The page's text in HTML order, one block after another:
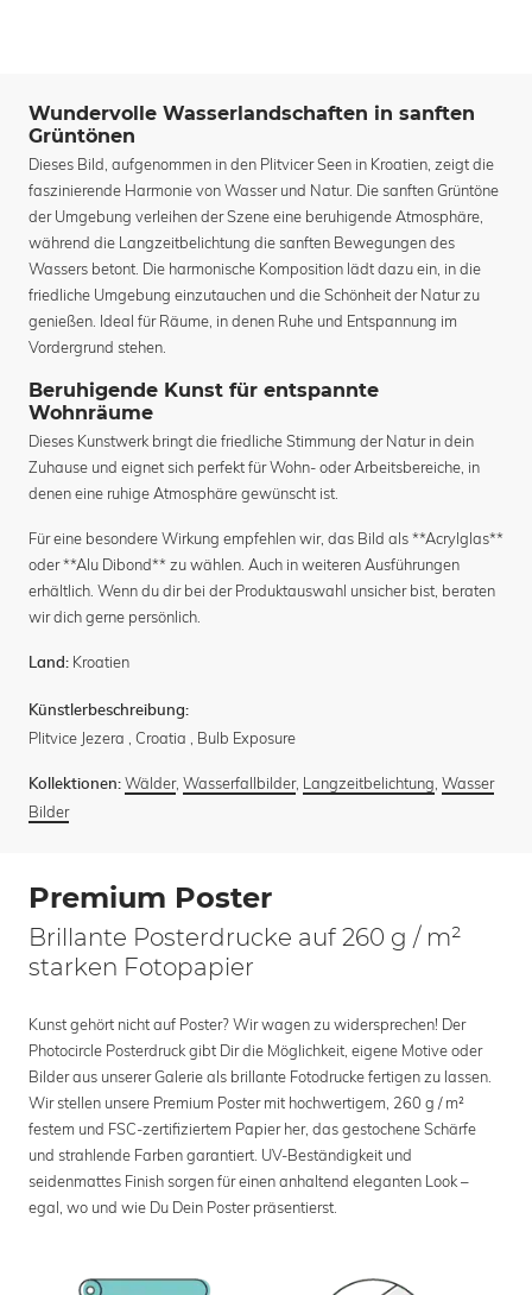
Wundervolle Wasserlandschaften in sanften
Grüntönen
Dieses Bild, aufgenommen in den Plitvicer Seen in Kroatien, zeigt die
faszinierende Harmonie von Wasser und Natur. Die sanften Grüntöne
der Umgebung verleihen der Szene eine beruhigende Atmosphäre,
während die Langzeitbelichtung die sanften Bewegungen des
Wassers betont. Die harmonische Komposition lädt dazu ein, in die
friedliche Umgebung einzutauchen und die Schönheit der Natur zu
genießen. Ideal für Räume, in denen Ruhe und Entspannung im
Vordergrund stehen.
Beruhigende Kunst für entspannte
Wohnräume
Dieses Kunstwerk bringt die friedliche Stimmung der Natur in dein
Zuhause und eignet sich perfekt für Wohn- oder Arbeitsbereiche, in
denen eine ruhige Atmosphäre gewünscht ist.
Für eine besondere Wirkung empfehlen wir, das Bild als **Acrylglas**
oder **Alu Dibond** zu wählen. Auch in weiteren Ausführungen
erhältlich. Wenn du dir bei der Produktauswahl unsicher bist, beraten
wir dich gerne persönlich.
Land: Kroatien
Künstlerbeschreibung:
Plitvice Jezera , Croatia , Bulb Exposure
Kollektionen: Wälder, Wasserfallbilder, Langzeitbelichtung Wasser
Bilder
Premium Poster
Brillante Posterdrucke auf 260 g / m²
starken Fotopapier
Kunst gehört nicht auf Poster? Wir wagen zu widersprechen! Der
Photocircle Posterdruck gibt Dir die Möglichkeit, eigene Motive oder
Bilder aus unserer Galerie als brillante Fotodrucke fertigen zu lassen.
Wir stellen unsere Premium Poster mit hochwertigem, 260 g / m²
festem und FSC-zertifiziertem Papier her, das gestochene Schärfe
und strahlende Farben garantiert. UV-Beständigkeit und
seidenmattes Finish sorgen für einen anhaltend eleganten Look –
egal, wo und wie Du Dein Poster präsentierst.